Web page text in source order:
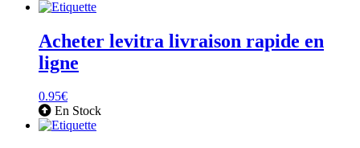
Acheter levitra livraison rapide en
ligne
0.95€
En Stock